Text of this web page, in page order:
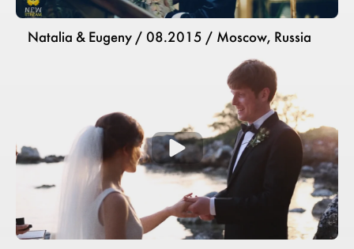
Natalia & Eugeny / 08.2015 / Moscow, Russia